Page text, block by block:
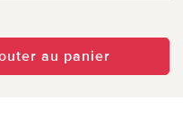
au panier